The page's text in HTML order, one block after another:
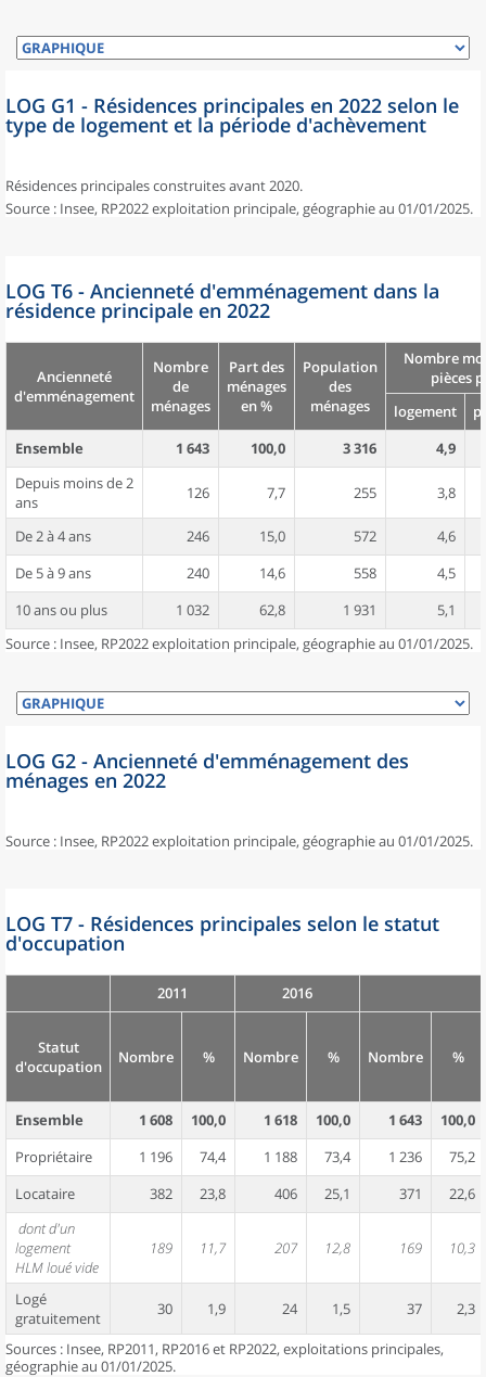
LOG G1 - Résidences principales en 2022 selon le
type de logement et la période d'achèvement
Résidences principales construites avant 2020.
Source : Insee, RP2022 exploitation principale, géographie au 01/01/2025.
LOG T6 - Ancienneté d'emménagement dans la
résidence principale en 2022
Ancienneté
d'emménagement
Nombre
de
ménages
Part des
ménages
en %
Population
des
ménages
Nombre
pièces
logement
Ensemble
1 643 100,0 3 316
4,9
Depuis moins de 2
ans
126 7,7 255 3,8
De 2 à 4 ans 246 15,0 572
4,6
De 5 à 9 ans
240 14,6 558
4,5
10 ans ou plus
1 032 62,8 1 931
5,1
Source : Insee, RP2022 exploitation principale, géographie au 01/01/2025.
LOG G2 - Ancienneté d'emménagement des
ménages en 2022
Source : Insee, RP2022 exploitation principale, géographie au 01/01/2025.
LOG T7 - Résidences principales selon le statut
d'occupation
2011 2016
Statut
d'occupation
Nombre % Nombre % Nombre %
Ensemble 1 608 100,0 1 618 100,0 1 643
100,0
Propriétaire
1 196 74,4 1 188 73,4 1 236
75,2
Locataire
382 23,8 406 25,1 371
22,6
dont d'un
logement
HLM loué vide
189 11,7 207 12,8 169 10,3
Logé
gratuitement
30 1,9 24 1,5 37 2,3
Sources : Insee, RP2011, RP2016 et RP2022, exploitations principales,
géographie au 01/01/2025.